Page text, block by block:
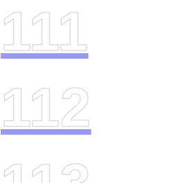
111
112